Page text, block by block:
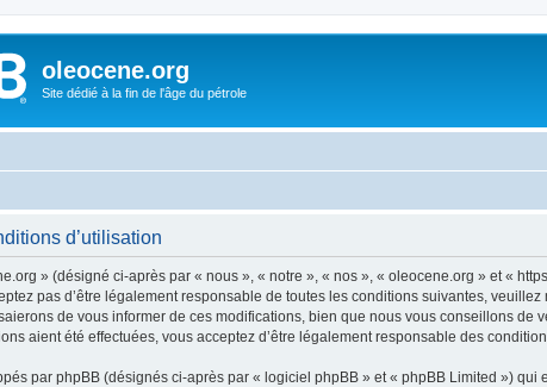
oleocene.org
Site dédié à la fin de l'âge du pétrole
d’utilisation
» (désigné ci-après par « nous », « notre », « nos », « oleocene.org » et «
pas d’être légalement responsable de toutes les conditions suivantes,
de vous informer de ces modifications, bien que nous vous conseillons
aient été effectuées, vous acceptez d’être légalement responsable des
par phpBB (désignés ci-après par « logiciel phpBB » et « phpBB Limited »)